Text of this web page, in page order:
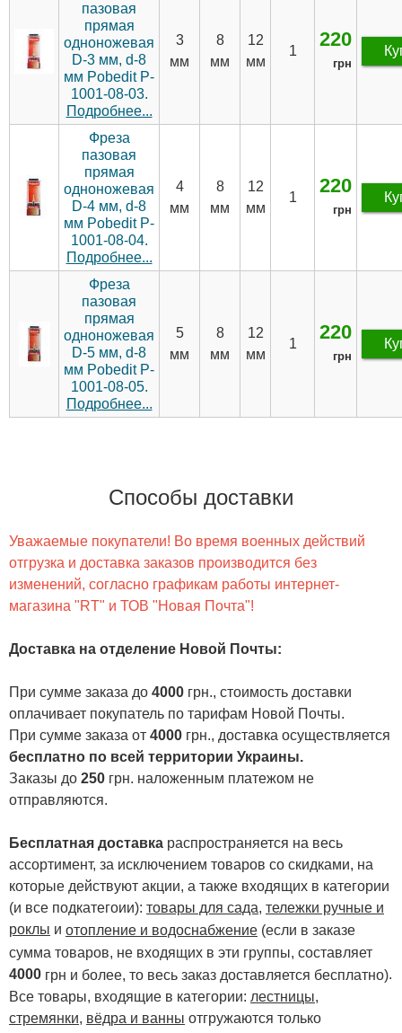
пазовая
прямая
одноножевая
D-3 мм, d-8
мм Pobedit P-
1001-08-03.
Подробнее...
3
мм
8
мм
12
мм
1
220
грн
Фреза
пазовая
прямая
одноножевая
D-4 мм, d-8
мм Pobedit P-
1001-08-04.
Подробнее...
4
мм
8
мм
12
мм
1
220
грн
Фреза
пазовая
прямая
одноножевая
D-5 мм, d-8
мм Pobedit P-
1001-08-05.
Подробнее...
5
мм
8
мм
12
мм
1
220
грн
Способы доставки
Уважаемые покупатели! Во время военных действий
отгрузка и доставка заказов производится без
изменений, согласно графикам работы интернет-
магазина "RT" и ТОВ "Новая Почта"!
Доставка на отделение Новой Почты:
При сумме заказа до 4000 грн., стоимость доставки
оплачивает покупатель по тарифам Новой Почты.
При сумме заказа от 4000 грн., доставка осуществляется
бесплатно по всей территории Украины.
Заказы до 250 грн. наложенным платежом не
отправляются.
Бесплатная доставка распространяется на весь
ассортимент, за исключением товаров со скидками, на
которые действуют акции, а также входящих в категории
(и все подкатегоии): товары для сада, тележки ручные и
роклы и отопление и водоснабжение (если в заказе
сумма товаров, не входящих в эти группы, составляет
4000 грн и более, то весь заказ доставляется бесплатно).
Все товары, входящие в категории: лестницы,
стремянки, вёдра и ванны отгружаются только